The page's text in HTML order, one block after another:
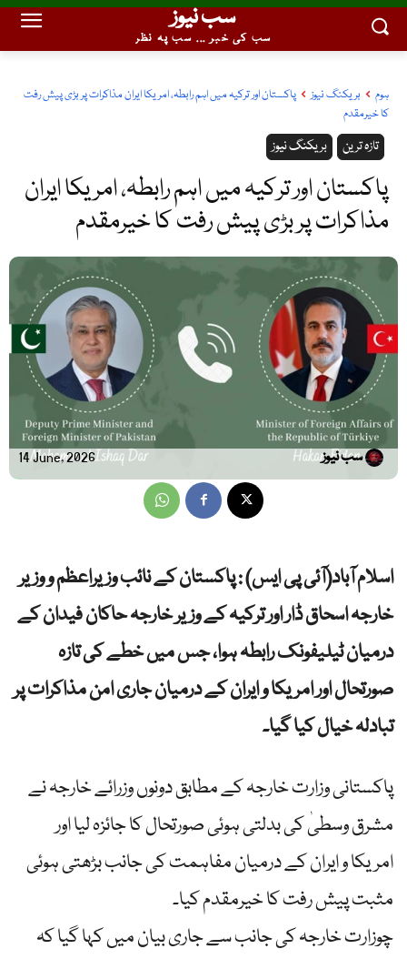
سب نیوز
سب کی خبر ... سب پہ نظر
ہوم بریکنگ نیوز
پاکستان اور ترکیہ میں اہم رابطہ، امریکا ایران مذاکرات پر بڑی پیش رفت
کا خیرمقدم
بریکنگ نیوز تازہ ترین
پاکستان اور ترکیہ میں اہم رابطہ، امریکا ایران
مذاکرات پر بڑی پیش رفت کا خیرمقدم
14 June, 2026 سب نیوز
​​​​​​​اسلام آباد(آئی پی ایس) : پاکستان کے نائب وزیراعظم و وزیر
خارجہ اسحاق ڈار اور ترکیہ کے وزیر خارجہ حاکان فیدان کے
درمیان ٹیلیفونک رابطہ ہوا، جس میں خطے کی تازہ
صورتحال اور امریکا و ایران کے درمیان جاری امن مذاکرات پر
تبادلہ خیال کیا گیا۔
پاکستانی وزارت خارجہ کے مطابق دونوں وزرائے خارجہ نے
مشرق وسطیٰ کی بدلتی ہوئی صورتحال کا جائزہ لیا اور
امریکا و ایران کے درمیان مفاہمت کی جانب بڑھتی ہوئی
مثبت پیش رفت کا خیرمقدم کیا۔
چوزارت خارجہ کی جانب سے جاری بیان میں کہا گیا کہ